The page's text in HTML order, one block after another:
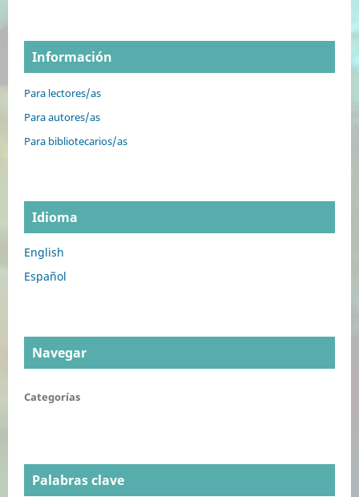
Información
Para lectores/as
Para autores/as
Para bibliotecarios/as
Idioma
English
Español
Navegar
Categorías
Palabras clave